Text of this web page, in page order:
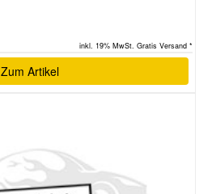
inkl. 19% MwSt. Gratis Versand *
Zum Artikel